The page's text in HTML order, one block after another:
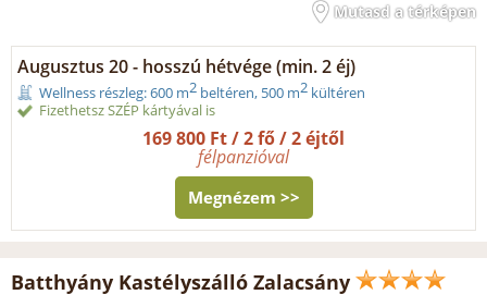
Mutasd a térképen
Augusztus 20 - hosszú hétvége (min. 2 éj)
Wellness részleg: 600 m2 beltéren, 500 m2 kültéren
Fizethetsz SZÉP kártyával is
169 800 Ft / 2 fő / 2 éjtől
félpanzióval
Megnézem >>
Batthyány Kastélyszálló Zalacsány